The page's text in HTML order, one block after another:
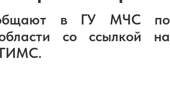
в ГУ МЧС по
со ссылкой на
ГИМС.